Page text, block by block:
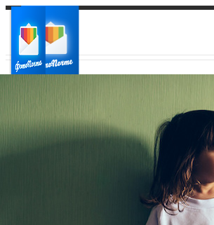
Ваш город: